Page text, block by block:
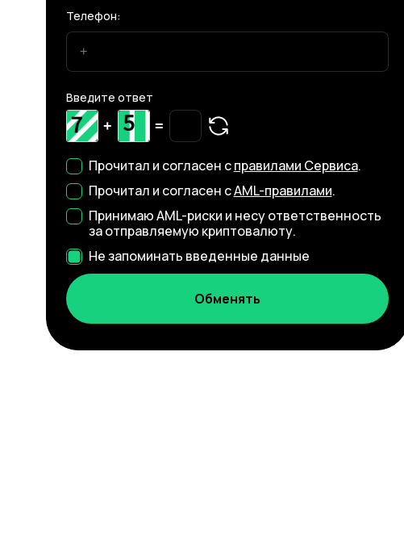
Телефон:
Введите ответ
+ =
Прочитал и согласен справилами Сервиса.
Прочитал и согласен сAML-правилами.
Принимаю AML-риски и несу ответственность
за отправляемую криптовалюту.
Не запоминать введенные данные